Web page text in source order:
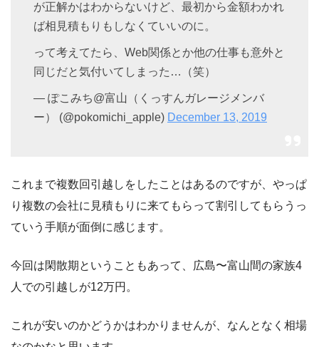
が正解かはわからないけど、最初から金額わかれ
ば相見積もりもしなくていいのに。
って考えてたら、Web関係とか他の仕事も意外と
同じだと気付いてしまった…（笑）
— ぽこみち@富山（くっすんガレージメンバ
ー） (@pokomichi_apple) December 13, 2019
これまで複数回引越しをしたことはあるのですが、やっぱ
り複数の会社に見積もりに来てもらって割引してもらうっ
ていう手順が面倒に感じます。
今回は閑散期ということもあって、広島〜富山間の家族4
人での引越しが12万円。
これが安いのかどうかはわかりませんが、なんとなく相場